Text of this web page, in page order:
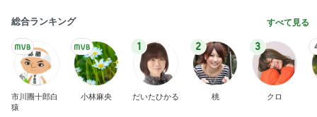
総合ランキング すべて見る
市川團十郎白
猿
小林麻央
1
だいたひかる
2
桃
3
クロ